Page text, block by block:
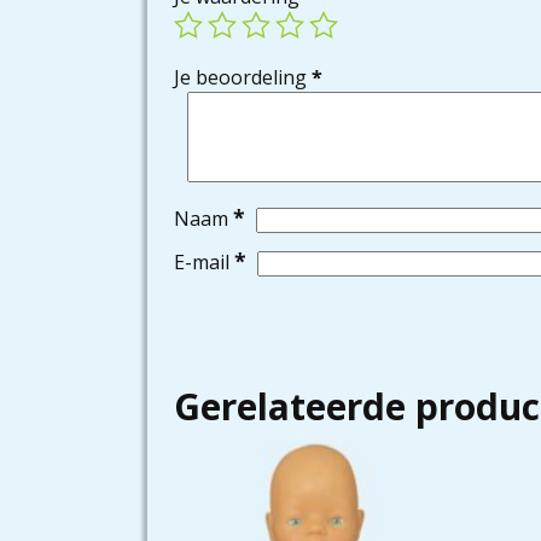
Je beoordeling*
Naam *
E-mail *
Gerelateerde